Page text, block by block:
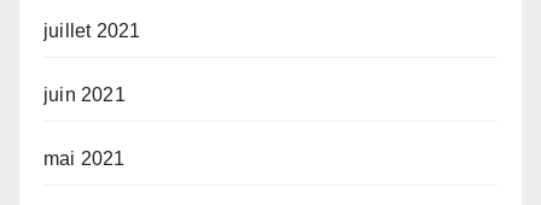
juillet 2021
juin 2021
mai 2021